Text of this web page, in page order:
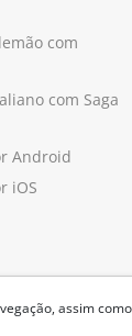
assim
com
com Saga
Android
iOS